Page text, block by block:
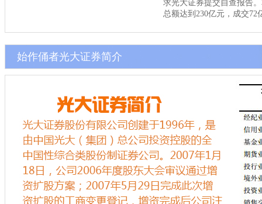
求光大证券提交自查报告
总额达到230亿元，成交72
始作俑者光大证券简介